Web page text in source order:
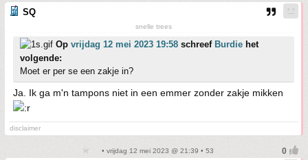
SQ
snelle trees
Op vrijdag 12 mei 2023 19:58 schreef Burdie het
volgende:
Moet er per se een zakje in?
Ja. Ik ga m'n tampons niet in een emmer zonder zakje mikken
disclaimer
• vrijdag 12 mei 2023 @ 21:39 • 53